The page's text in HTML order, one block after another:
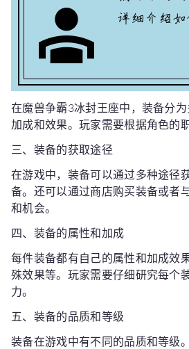
在魔兽争霸3冰封王座中，装备分
加成和效果。玩家需要根据角色的
三、装备的获取途径
在游戏中，装备可以通过多种途径
备。还可以通过商店购买装备或者
和机会。
四、装备的属性和加成
每件装备都有自己的属性和加成效
殊效果等。玩家需要仔细研究每个
力。
五、装备的品质和等级
装备在游戏中有不同的品质和等级